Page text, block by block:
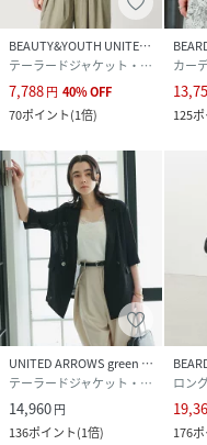
BEAUTY&YOUTH UNITED ARROWS
テーラードジャケット・ブレザー
7,788円 40%OFF
70ポイント(1倍)
カー
125
UNITED ARROWS green label relaxing
テーラードジャケット・ブレザー
14,960円
136ポイント(1倍)
ロン
176